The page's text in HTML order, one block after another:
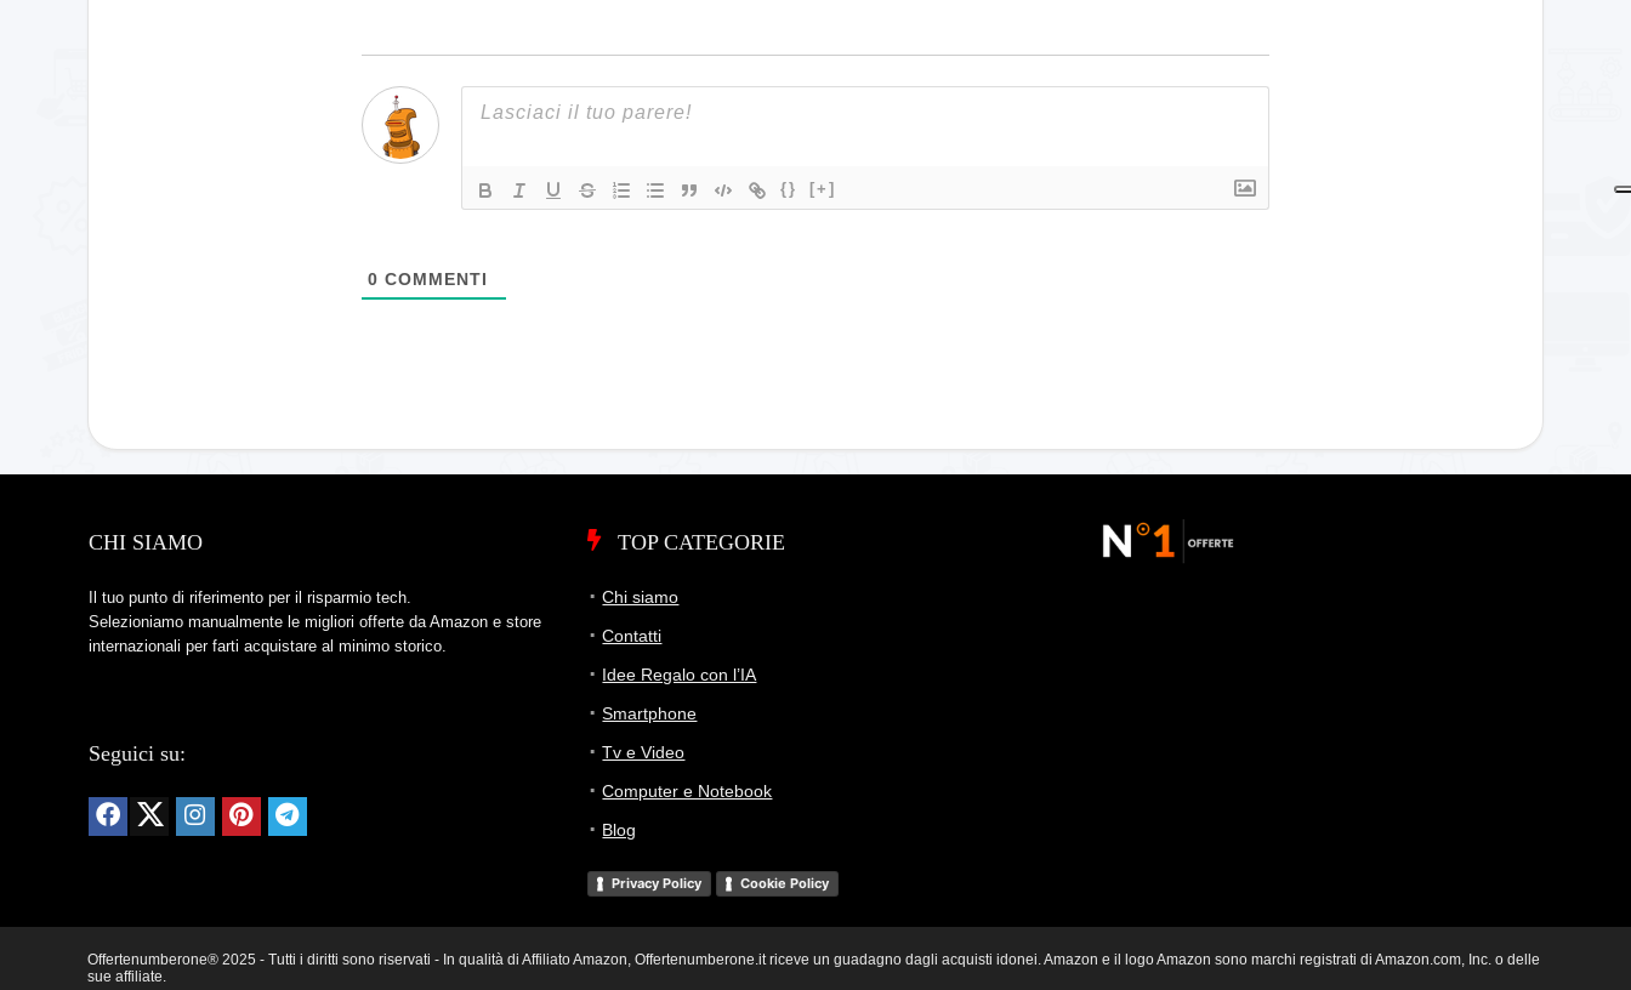
{} [+]
0 COMMENTI
CHI SIAMO
Il tuo punto di riferimento per il risparmio tech.
Selezioniamo manualmente le migliori offerte da Amazon e store
internazionali per farti acquistare al minimo storico.
Seguici su:
TOP CATEGORIE
Chi siamo
Contatti
Idee Regalo con l’IA
Smartphone
Tv e Video
Computer e Notebook
Blog
Privacy Policy Cookie Policy
Offertenumberone® 2025 - Tutti i diritti sono riservati - In qualità di Affiliato Amazon, Offertenumberone.it riceve un guadagno dagli acquisti idonei. Amazon e il logo Amazon sono marchi registrati di Amazon.com, Inc. o delle
sue affiliate.